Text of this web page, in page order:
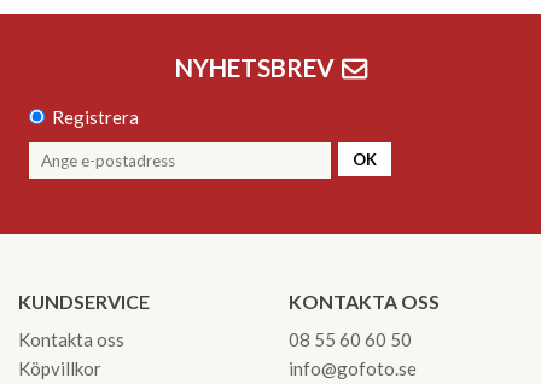
NYHETSBREV
Registrera
OK
KUNDSERVICE
Kontakta oss
Köpvillkor
KONTAKTA OSS
08 55 60 60 50
info@gofoto.se